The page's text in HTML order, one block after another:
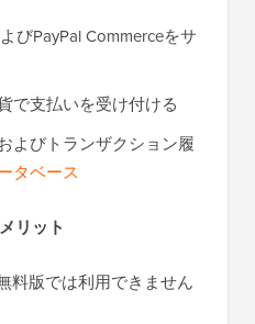
びPayPal Commerceをサ
で支払いを受け付ける
よびトランザクション履
タベース
リット
料版では利用できません